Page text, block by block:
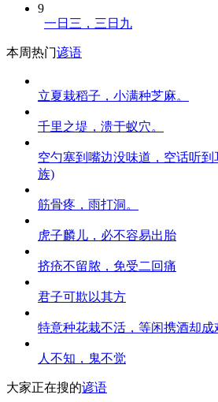
9
一日三，三日九
本周热门谚语
立夏栽稻子，小满种芝麻。
千里之堤，溃于蚁穴。
空勺塞到嘴边没味道，空话听
族)
筋骨疼，雨打洞。
虎子麟儿，必不容易出胎
挤疮不留脓，免受二回痛
君子可欺以其方
特意种花栽不活，等闲携酒却成
人不知，鬼不觉
大家正在搜的谚语